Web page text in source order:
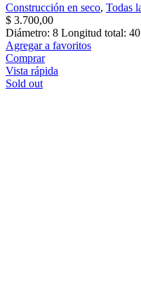
Construcción en seco, Todas
$ 3.700,00
Diámetro: 8 Longitud total:
Agregar a favoritos
Comprar
Vista rápida
Sold out